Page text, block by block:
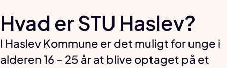
Hvad er STU Haslev?
I Haslev Kommune er det muligt for unge i
alderen 16 – 25 år at blive optaget på et